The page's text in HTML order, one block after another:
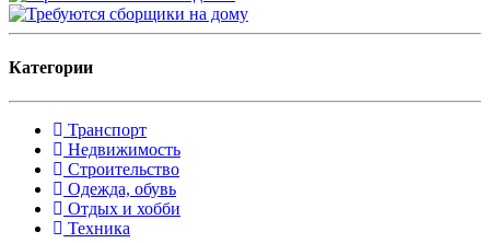
Категории
Транспорт
Недвижимость
Строительство
Одежда, обувь
Отдых и хобби
Техника